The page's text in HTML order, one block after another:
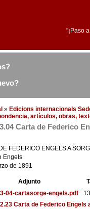
"¡Paso
» Edicions internacionals
artículos, obras,
Carta de Federico
FEDERICO ENGELS A
Engels
de 1891
Adjunto
04-cartasorge-engels.pdf
Carta de Federico